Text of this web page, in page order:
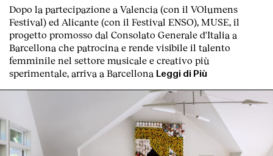
Dopo la partecipazione a Valencia (con il VOlumens
Festival) ed Alicante (con il Festival ENSO), MUSE, il
progetto promosso dal Consolato Generale d'Italia a
Barcellona che patrocina e rende visibile il talento
femminile nel settore musicale e creativo più
sperimentale, arriva a Barcellona Leggi di Più